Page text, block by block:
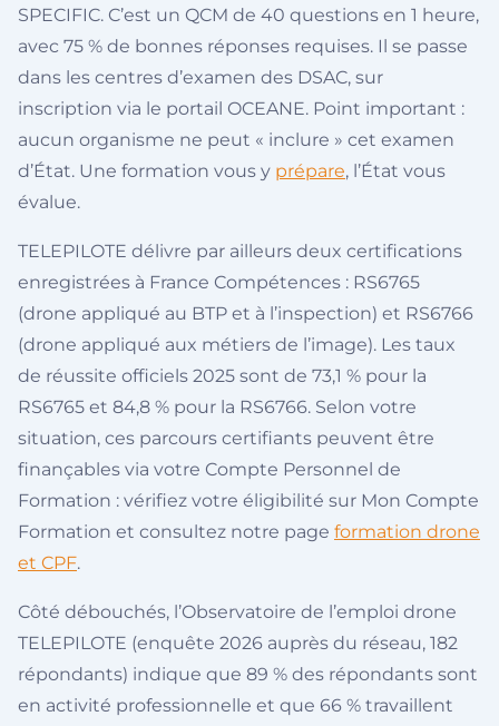
SPECIFIC. C’est un QCM de 40 questions en 1 heure,
avec 75 % de bonnes réponses requises. Il se passe
dans les centres d’examen des DSAC, sur
inscription via le portail OCEANE. Point important :
aucun organisme ne peut « inclure » cet examen
d’État. Une formation vous y prépare, l’État vous
évalue.
TELEPILOTE délivre par ailleurs deux certifications
enregistrées à France Compétences : RS6765
(drone appliqué au BTP et à l’inspection) et RS6766
(drone appliqué aux métiers de l’image). Les taux
de réussite officiels 2025 sont de 73,1 % pour la
RS6765 et 84,8 % pour la RS6766. Selon votre
situation, ces parcours certifiants peuvent être
finançables via votre Compte Personnel de
Formation : vérifiez votre éligibilité sur Mon Compte
Formation et consultez notre page formation drone
et CPF.
Côté débouchés, l’Observatoire de l’emploi drone
TELEPILOTE (enquête 2026 auprès du réseau, 182
répondants) indique que 89 % des répondants sont
en activité professionnelle et que 66 % travaillent